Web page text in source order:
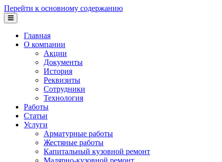
Перейти к основному содержанию
Главная
О компании
Акции
Документы
История
Реквизиты
Сотрудники
Технология
Работы
Статьи
Услуги
Арматурные работы
Жестяные работы
Капитальный кузовной ремонт
Малярно-кузовной ремонт